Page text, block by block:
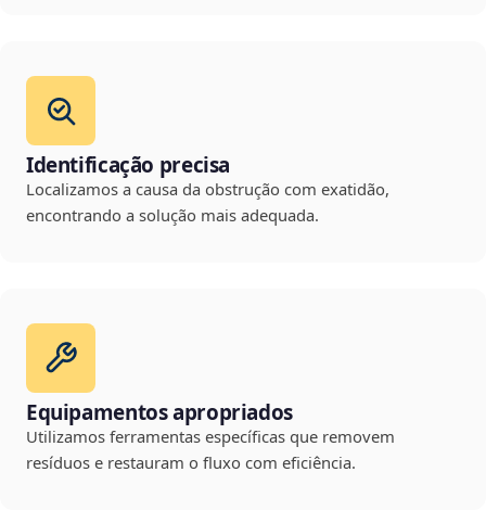
Identificação precisa
Localizamos a causa da obstrução com exatidão,
encontrando a solução mais adequada.
Equipamentos apropriados
Utilizamos ferramentas específicas que removem
resíduos e restauram o fluxo com eficiência.